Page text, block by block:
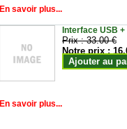
En savoir plus...
Interface USB
Prix :33.00 €
Notre prix :
Ajouter au
En savoir plus...